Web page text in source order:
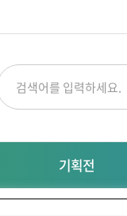
기획전
명절선물